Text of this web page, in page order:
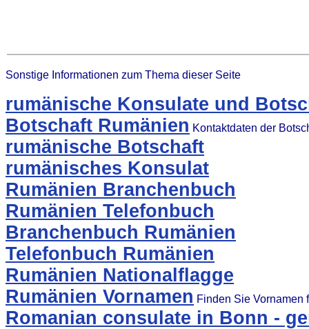
Sonstige Informationen zum Thema dieser Seite
rumänische Konsulate und
Botschaft Rumänien Kontaktdaten der
rumänische Botschaft
rumänisches Konsulat
Rumänien Branchenbuch
Rumänien Telefonbuch
Branchenbuch Rumänien
Telefonbuch Rumänien
Rumänien Nationalflagge
Rumänien Vornamen Finden Sie Vornamen
Romanian consulate in Bonn -